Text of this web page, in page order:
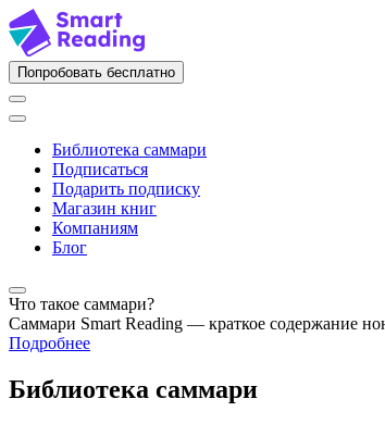
Попробовать бесплатно
Библиотека саммари
Подписаться
Подарить подписку
Магазин книг
Компаниям
Блог
Что такое саммари?
Саммари Smart Reading — краткое содержание
Подробнее
Библиотека саммари